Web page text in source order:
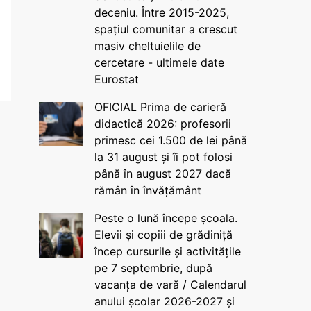
deceniu. Între 2015-2025,
spațiul comunitar a crescut
masiv cheltuielile de
cercetare - ultimele date
Eurostat
OFICIAL Prima de carieră
didactică 2026: profesorii
primesc cei 1.500 de lei până
la 31 august și îi pot folosi
până în august 2027 dacă
rămân în învățământ
Peste o lună începe școala.
Elevii și copiii de grădiniță
încep cursurile și activitățile
pe 7 septembrie, după
vacanța de vară / Calendarul
anului școlar 2026-2027 și